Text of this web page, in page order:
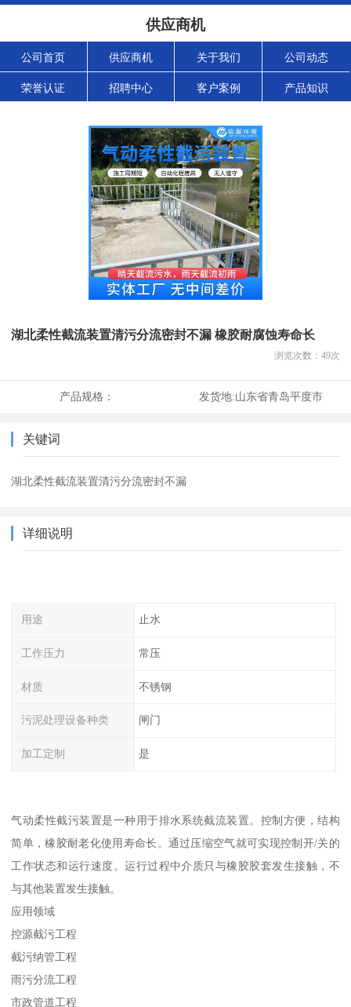
供应商机
公司首页 供应商机 关于我们 公司动态
荣誉认证 招聘中心 客户案例 产品知识
湖北柔性截流装置清污分流密封不漏 橡胶耐腐蚀寿命长
浏览次数： 49次
产品规格： 发货地:山东省青岛平度市
关键词
湖北柔性截流装置清污分流密封不漏
详细说明
用途 止水
工作压力 常压
材质 不锈钢
污泥处理设备种类 闸门
加工定制 是
气动柔性截污装置是一种用于排水系统截流装置。控制方便，结构
简单，橡胶耐老化使用寿命长。通过压缩空气就可实现控制开/关的
工作状态和运行速度。运行过程中介质只与橡胶胶套发生接触，不
与其他装置发生接触。
应用领域
控源截污工程
截污纳管工程
雨污分流工程
市政管道工程